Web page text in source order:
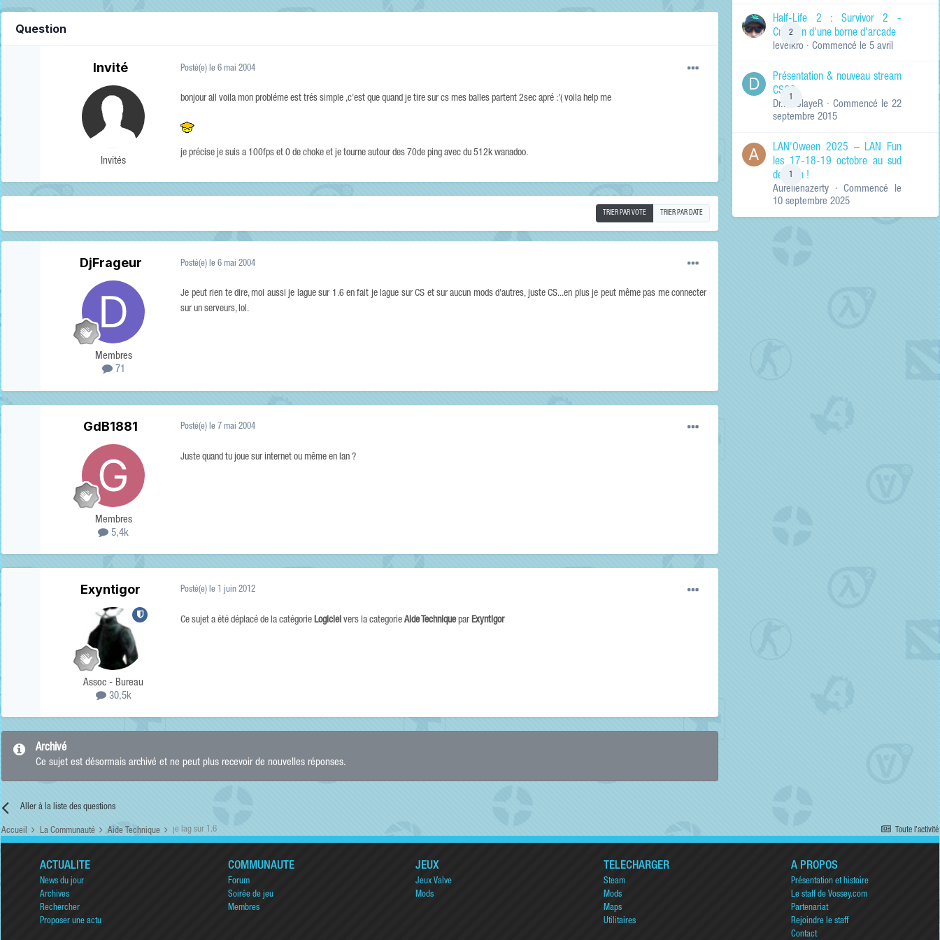
RECHERCHER LES
Titres et corps
Titres des
uniquement
Question
Invité
Invités
Posté(e)le 6 mai 2004
bonjour all voila mon probléme est trés simple ,c'est que quand je tire sur cs mes balles partent 2sec apré :'( voila help me
je précise je suis a 100fps et 0 de choke et je tourne autour des 70de ping avec du 512k wanadoo.
TRIER PAR VOTE TRIER PAR DATE
DjFrageur
Membres
71
Posté(e)le 6 mai 2004
Je peut rien te dire, moi aussi je lague sur 1.6 en fait je lague sur CS et sur aucun mods d'autres, juste CS...en plus je peut même pas me connecter
sur un serveurs, lol.
GdB1881
Membres
5,4k
Posté(e)le 7 mai 2004
Juste quand tu joue sur internet ou même en lan ?
Exyntigor
Assoc - Bureau
30,5k
Posté(e)le 1 juin 2012
Ce sujet a été déplacé de la catégorie Logiciel vers la categorieAide Techniquepar Exyntigor
Archivé
Ce sujet est désormais archivé et ne peut plus recevoir de nouvelles réponses.
Aller à la liste des questions
2
Half-Life 2 : Survivor 2 -
Création d'une borne d'arcade
levelkro · Commencé le 5 avril
1
Présentation & nouveau stream
CSGO
Dr.KinSlayeR · Commencé le 22
septembre 2015
1
LAN'Oween 2025 – LAN Fun
les 17-18-19 octobre au sud
de Lyon !
Aurelienazerty · Commencé le
10 septembre 2025
Toute l’activité
Accueil La Communauté Aide Technique je lag sur 1.6
ACTUALITÉ
News du jour
Archives
Rechercher
Proposer une actu
COMMUNAUTÉ
Forum
Soirée de jeu
Membres
JEUX
Jeux Valve
Mods
TÉLÉCHARGER
Steam
Mods
Maps
Utilitaires
A PROPOS
Présentation et histoire
Le staff de Vossey.com
Partenariat
Rejoindre le staff
Contact